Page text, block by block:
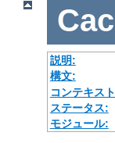
説明:
構文:
コンテキス
ステータス:
モジュール: